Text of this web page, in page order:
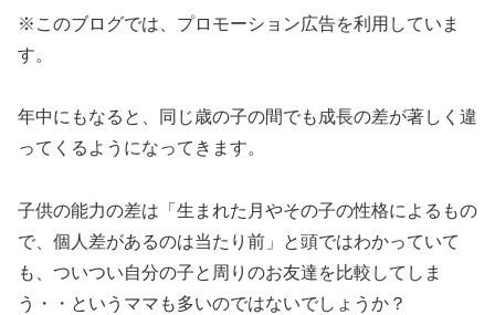
※このブログでは、プロモーション広告を利用していま
す。
年中にもなると、同じ歳の子の間でも成長の差が著しく違
ってくるようになってきます。
子供の能力の差は「生まれた月やその子の性格によるもの
で、個人差があるのは当たり前」と頭ではわかっていて
も、ついつい自分の子と周りのお友達を比較してしま
う・・というママも多いのではないでしょうか？